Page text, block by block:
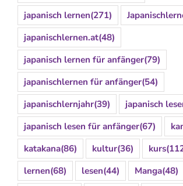
japanisch lernen(271)
japanischlernen.at(48)
japanisch lernen für anfänger(79)
japanischlernen für anfänger(54)
japanischlernjahr(39) japanisch
japanisch lesen für anfänger(67)
katakana(86) kultur(36) kurs
lernen(68) lesen(44) Manga(48)